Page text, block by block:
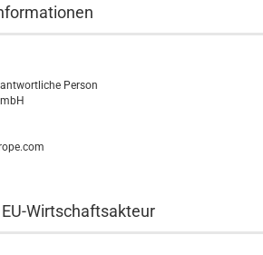
Person
Wirtschaftsakteur